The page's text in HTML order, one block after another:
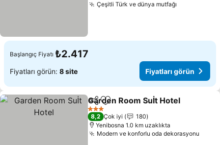
Çeşitli Türk ve dünya mutfağı
Başlangıç Fiyatı ₺2.417
Fiyatları görün: 8 site Fiyatları görün
PaylaşFavorilerime ekle
Garden Room Suİt Hotel
3 Yıldız
8,2 Çok iyi
180
Yenibosna 1.0 km uzaklıkta
Modern ve konforlu oda dekorasyonu